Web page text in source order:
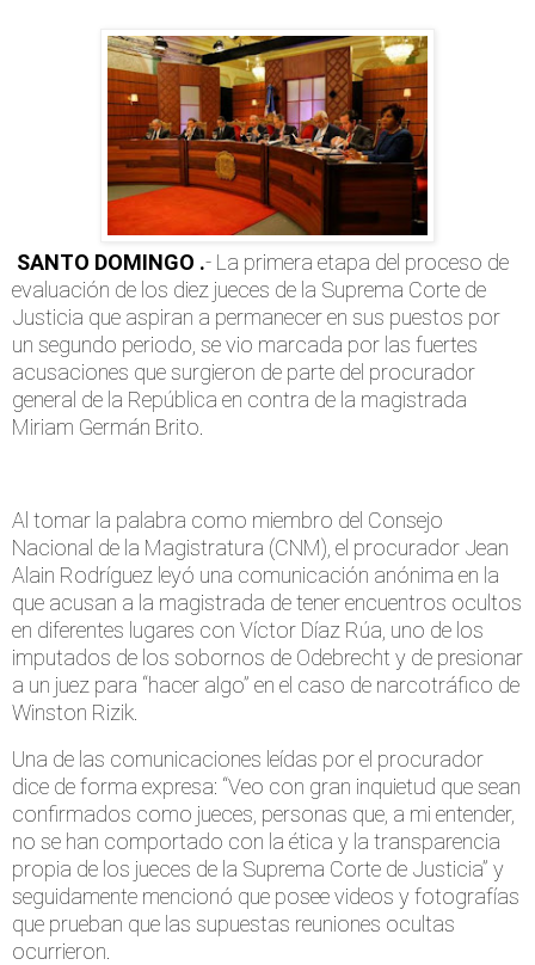
SANTO DOMINGO .- La primera etapa del proceso de
evaluación de los diez jueces de la Suprema Corte de
Justicia que aspiran a permanecer en sus puestos por
un segundo periodo, se vio marcada por las fuertes
acusaciones que surgieron de parte del procurador
general de la República en contra de la magistrada
Miriam Germán Brito.
Al tomar la palabra como miembro del Consejo
Nacional de la Magistratura (CNM), el procurador Jean
Alain Rodríguez leyó una comunicación anónima en la
que acusan a la magistrada de tener encuentros ocultos
en diferentes lugares con Víctor Díaz Rúa, uno de los
imputados de los sobornos de Odebrecht y de presionar
a un juez para “hacer algo” en el caso de narcotráfico de
Winston Rizik.
Una de las comunicaciones leídas por el procurador
dice de forma expresa: “Veo con gran inquietud que sean
confirmados como jueces, personas que, a mi entender,
no se han comportado con la ética y la transparencia
propia de los jueces de la Suprema Corte de Justicia” y
seguidamente mencionó que posee videos y fotografías
que prueban que las supuestas reuniones ocultas
ocurrieron.